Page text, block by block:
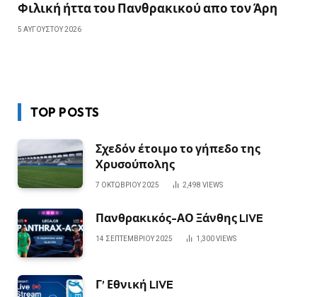
Φιλική ήττα του Πανθρακικού απο τον Άρη
5 ΑΥΓΟΎΣΤΟΥ 2026
TOP POSTS
Σχεδόν έτοιμο το γήπεδο της
Χρυσούπολης
7 ΟΚΤΩΒΡΊΟΥ 2025 2,498 VIEWS
Πανθρακικός-ΑΟ Ξάνθης LIVE
14 ΣΕΠΤΕΜΒΡΊΟΥ 2025 1,300VIEWS
Γ’ Εθνική LIVE